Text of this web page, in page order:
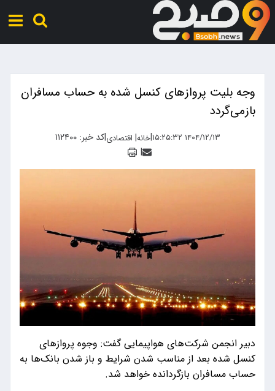
وجه بلیت پروازهای کنسل شده به حساب مسافران
بازمی‌گردد
۱۴۰۴/۱۲/۱۳ ۱۵:۲۵:۳۲ |خانه| اقتصادی|کد خبر: ۱۱۲۴۰۰
|
دبیر انجمن شرکت‌های هواپیمایی گفت: وجوه پروازهای
کنسل شده بعد از مناسب شدن شرایط و باز شدن بانک‌ها به
حساب مسافران بازگردانده خواهد شد.